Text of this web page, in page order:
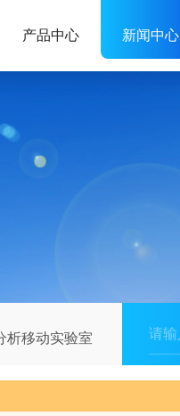
产品中心 新闻中心
析移动实验室